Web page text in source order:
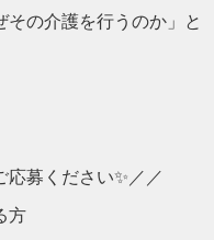
その介護を行うのか」と
募ください✨／／
方